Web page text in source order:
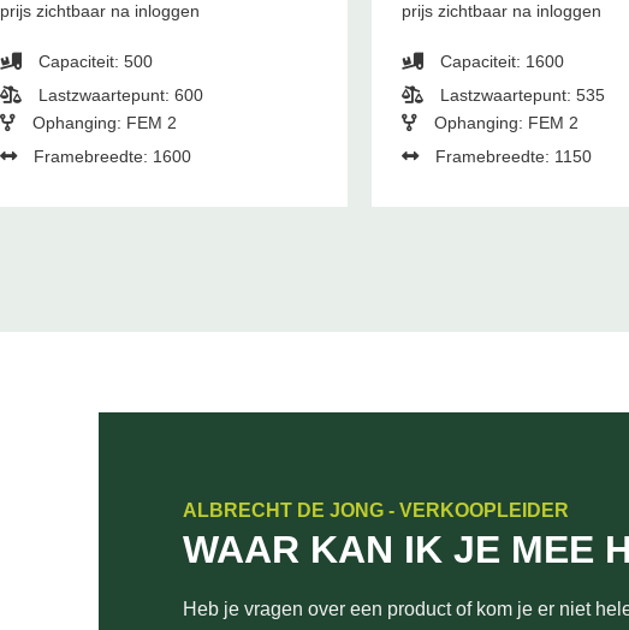
prijs zichtbaar na inloggen
Capaciteit: 500
Lastzwaartepunt: 600
Ophanging: FEM 2
Framebreedte: 1600
prijs zichtbaar na inloggen
Capaciteit: 1600
Lastzwaartepunt: 535
Ophanging: FEM 2
Framebreedte: 1150
ALBRECHT DE JONG - VERKOOPLEIDER
WAAR KAN IK JE MEE
Heb je vragen over een product of kom je er niet